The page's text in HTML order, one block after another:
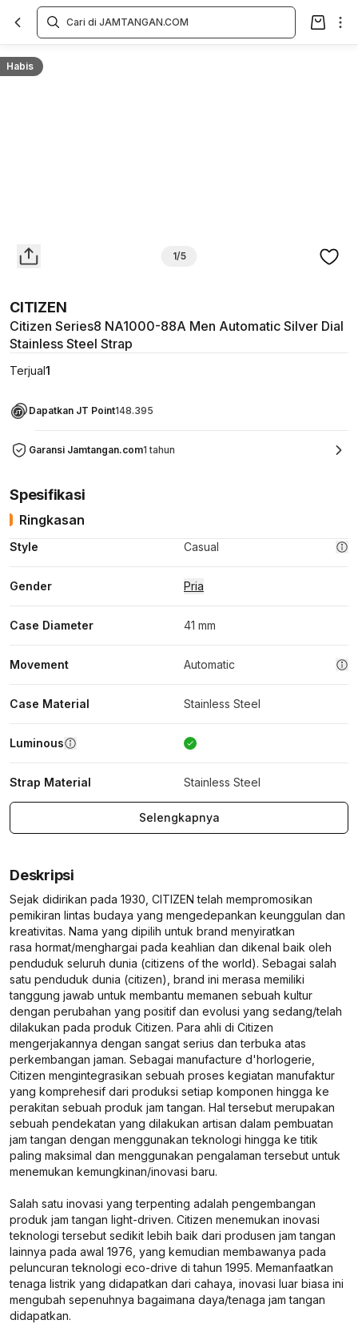
Habis
1/5
CITIZEN
Citizen Series8 NA1000-88A Men Automatic Silver Dial
Stainless Steel Strap
Terjual1
Dapatkan JT Point148.395
Garansi Jamtangan.com1 tahun
Overview
Spesifikasi
Ringkasan
Style Casual
Gender Pria
Case Diameter 41 mm
Movement Automatic
Case Material Stainless Steel
Luminous
Strap Material Stainless Steel
Selengkapnya
Deskripsi
Sejak didirikan pada 1930, CITIZEN telah mempromosikan
pemikiran lintas budaya yang mengedepankan keunggulan dan
kreativitas. Nama yang dipilih untuk brand menyiratkan
rasa hormat/menghargai pada keahlian dan dikenal baik oleh
penduduk seluruh dunia (citizens of the world). Sebagai salah
satu penduduk dunia (citizen), brand ini merasa memiliki
tanggung jawab untuk membantu memanen sebuah kultur
dengan perubahan yang positif dan evolusi yang sedang/telah
dilakukan pada produk Citizen. Para ahli di Citizen
mengerjakannya dengan sangat serius dan terbuka atas
perkembangan jaman. Sebagai manufacture d'horlogerie,
Citizen mengintegrasikan sebuah proses kegiatan manufaktur
yang komprehesif dari produksi setiap komponen hingga ke
perakitan sebuah produk jam tangan. Hal tersebut merupakan
sebuah pendekatan yang dilakukan artisan dalam pembuatan
jam tangan dengan menggunakan teknologi hingga ke titik
paling maksimal dan menggunakan pengalaman tersebut untuk
menemukan kemungkinan/inovasi baru.
Salah satu inovasi yang terpenting adalah pengembangan
produk jam tangan light-driven. Citizen menemukan inovasi
teknologi tersebut sedikit lebih baik dari produsen jam tangan
lainnya pada awal 1976, yang kemudian membawanya pada
peluncuran teknologi eco-drive di tahun 1995. Memanfaatkan
tenaga listrik yang didapatkan dari cahaya, inovasi luar biasa ini
mengubah sepenuhnya bagaimana daya/tenaga jam tangan
didapatkan.